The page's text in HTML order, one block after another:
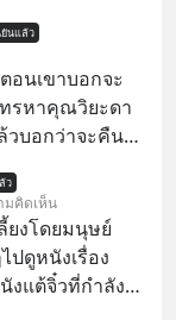
Park
นแล้ว
อนเขาบอกจะ
ทรหาคุณวิยะดา
วบอกว่าจะคืน
กว่าจะได้เงิน
#เตือน
ว
มคิดเห็น
ยงโดยมนุษย์
ปดูหนังเรื่อง